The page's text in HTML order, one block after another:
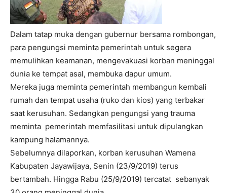
Dalam tatap muka dengan gubernur bersama rombongan,
para pengungsi meminta pemerintah untuk segera
memulihkan keamanan, mengevakuasi korban meninggal
dunia ke tempat asal, membuka dapur umum.
Mereka juga meminta pemerintah membangun kembali
rumah dan tempat usaha (ruko dan kios) yang terbakar
saat kerusuhan. Sedangkan pengungsi yang trauma
meminta pemerintah memfasilitasi untuk dipulangkan
kampung halamannya.
Sebelumnya dilaporkan, korban kerusuhan Wamena
Kabupaten Jayawijaya, Senin (23/9/2019) terus
bertambah. Hingga Rabu (25/9/2019) tercatat sebanyak